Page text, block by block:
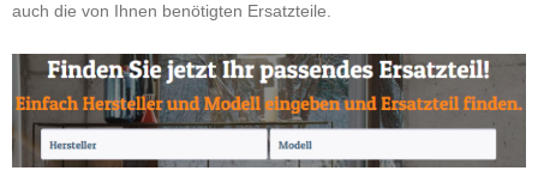
auch die von Ihnen benötigten Ersatzteile.